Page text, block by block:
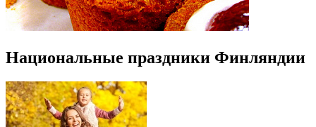
Национальные праздники Финляндии